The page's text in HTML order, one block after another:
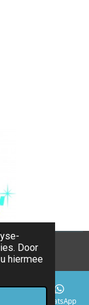
Door
hiermee
WhatsApp